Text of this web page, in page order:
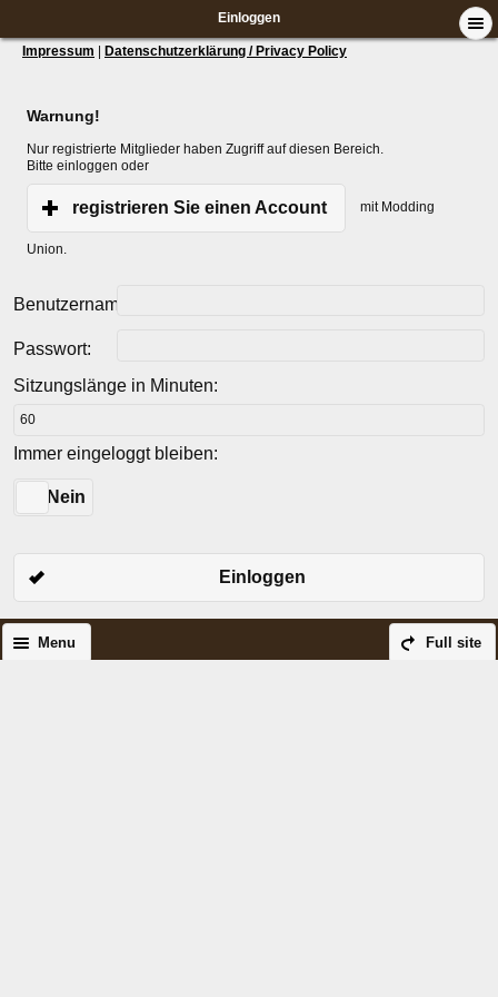
Einloggen
Impressum Datenschutzerklärung / Privacy Policy
Warnung!
Nur registrierte Mitglieder haben Zugriff auf diesen Bereich.
Bitte einloggen oder
registrieren Sie einen Account mit Modding
Union.
Benutzername:
Passwort:
Sitzungslänge in Minuten:
Immer eingeloggt bleiben:
Nein
Einloggen
Full site
Menu